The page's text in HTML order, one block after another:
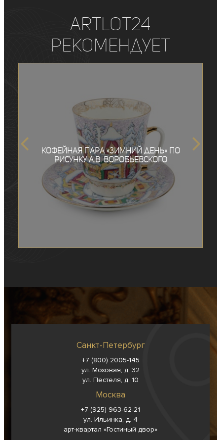
ArtLot24
рекомендует
Кофейная пара «Зимний день» по
рисунку А.В. Воробьевского
Санкт-Петербург
+7 (800) 2005-145
ул. Моховая, д. 32
ул. Пестеля, д. 10
Москва
+7 (925) 963-62-21
ул. Ильинка, д. 4
арт-квартал «Гостиный двор»